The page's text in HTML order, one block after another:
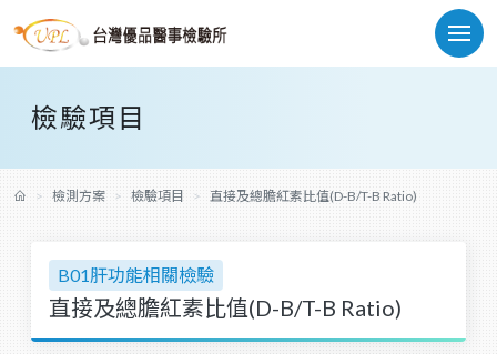
檢驗項目
檢測方案 檢驗項目 直接及總膽紅素比值(D-B/T-B Ratio)
直接及總膽紅素比值(D-B/T-B Ratio)
B01肝功能相關檢驗